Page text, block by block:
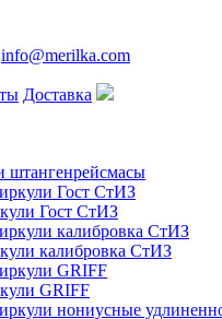
info@merilka.com
Доставка
штангенрейсмасы
Гост СтИЗ
калибровка СтИЗ
GRIFF